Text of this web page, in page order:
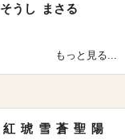
そうし
まさる
もっと見る...
紅 琥 雪 蒼 聖 陽